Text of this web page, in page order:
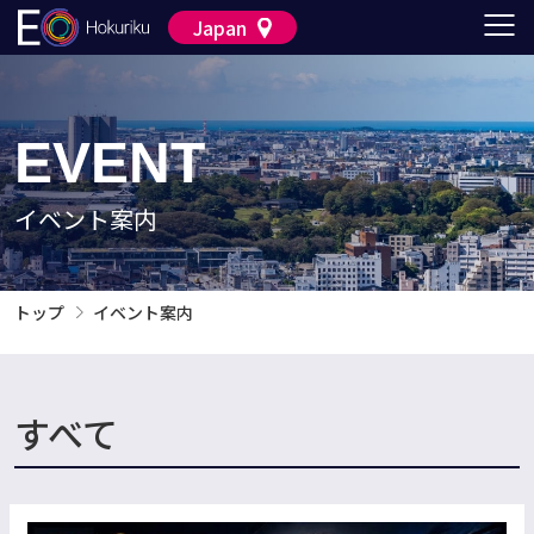
Japan
EVENT
イベント案内
トップ イベント案内
すべて